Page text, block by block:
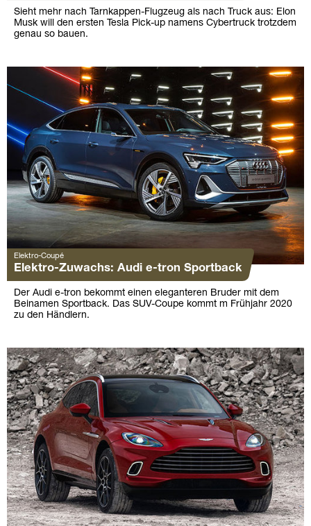
Sieht mehr nach Tarnkappen-Flugzeug als nach Truck aus: Elon
Musk will den ersten Tesla Pick-up namens Cybertruck trotzdem
genau so bauen.
Elektro-Coupé
Elektro-Zuwachs: Audi e-tron Sportback
Der Audi e-tron bekommt einen eleganteren Bruder mit dem
Beinamen Sportback. Das SUV-Coupe kommt m Frühjahr 2020
zu den Händlern.